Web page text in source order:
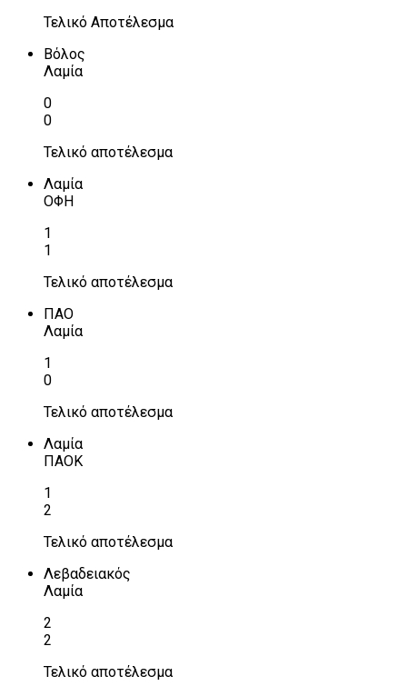
Τελικό Αποτέλεσμα
Βόλος
Λαμία
0
0
Τελικό αποτέλεσμα
Λαμία
ΟΦΗ
1
1
Τελικό αποτέλεσμα
ΠΑΟ
Λαμία
1
0
Τελικό αποτέλεσμα
Λαμία
ΠΑΟΚ
1
2
Τελικό αποτέλεσμα
Λεβαδειακός
Λαμία
2
2
Τελικό αποτέλεσμα